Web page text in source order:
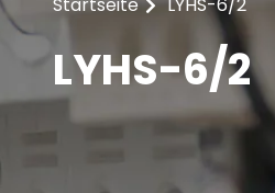
Startseite LYHS-6/2
LYHS-6/2